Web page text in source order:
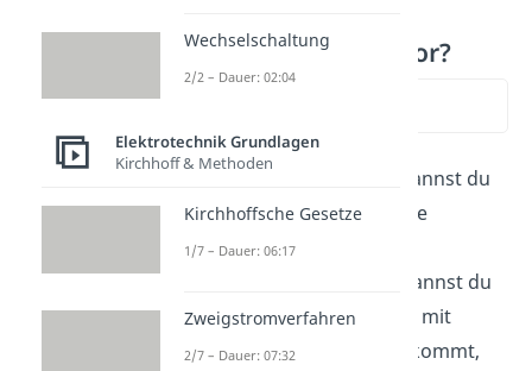
Wieso PNP Transistor?
Mit beiden Transistoren kannst du
Ströme verstärken oder die
Transistoren als Schalter
verwenden. Theoretisch kannst du
überall, wo eine Schaltung mit
einem PNP Transistor vorkommt,
Wechselschaltung
2/2 – Dauer: 02:04
Elektrotechnik Grundlagen
Kirchhoff & Methoden
Kirchhoffsche Gesetze
1/7 – Dauer: 06:17
Zweigstromverfahren
2/7 – Dauer: 07:32